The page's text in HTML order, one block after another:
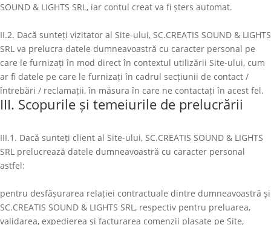
SOUND & LIGHTS SRL, iar contul creat va fi șters automat.
II.2. Dacă sunteți vizitator al Site-ului, SC.CREATIS SOUND & LIGHTS
SRL va prelucra datele dumneavoastră cu caracter personal pe
care le furnizați în mod direct în contextul utilizării Site-ului, cum
ar fi datele pe care le furnizați în cadrul secțiunii de contact /
întrebări / reclamații, în măsura în care ne contactați în acest fel.
III. Scopurile și temeiurile de prelucrării
III.1. Dacă sunteți client al Site-ului, SC.CREATIS SOUND & LIGHTS
SRL prelucrează datele dumneavoastră cu caracter personal
astfel:
pentru desfășurarea relației contractuale dintre dumneavoastră şi
SC.CREATIS SOUND & LIGHTS SRL, respectiv pentru preluarea,
validarea, expedierea şi facturarea comenzii plasate pe Site,